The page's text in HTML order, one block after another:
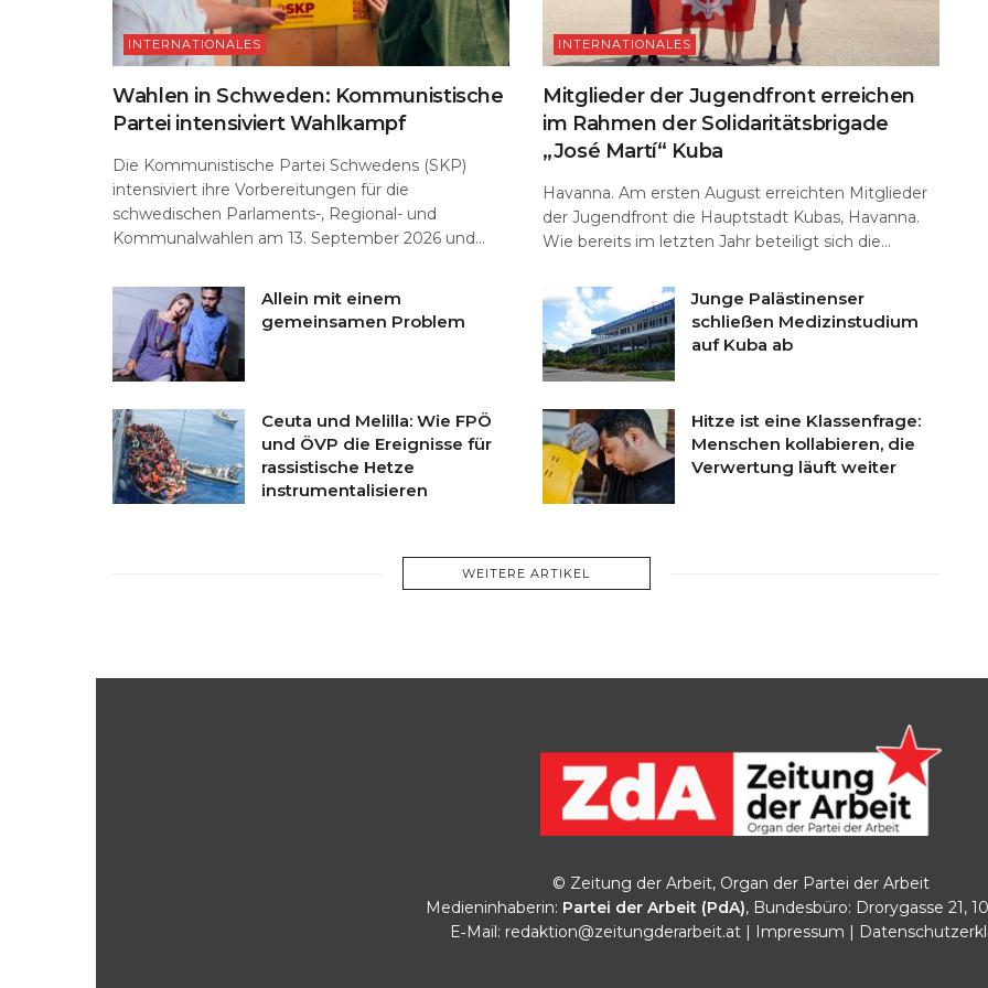
INTERNATIONALES
Wahlen in Schweden: Kommunistische
Partei intensiviert Wahlkampf
Die Kommunistische Partei Schwedens (SKP)
intensiviert ihre Vorbereitungen für die
schwedischen Parlaments-, Regional- und
Kommunalwahlen am 13. September 2026 und...
INTERNATIONALES
Mitglieder der Jugendfront erreichen
im Rahmen der Solidaritätsbrigade
„José Martí“ Kuba
Havanna. Am ersten August erreichten Mitglieder
der Jugendfront die Hauptstadt Kubas, Havanna.
Wie bereits im letzten Jahr beteiligt sich die...
Allein mit einem
gemeinsamen Problem
Junge Palästinenser
schließen Medizinstudium
auf Kuba ab
Ceuta und Melilla: Wie FPÖ
und ÖVP die Ereignisse für
rassistische Hetze
instrumentalisieren
Hitze ist eine Klassenfrage:
Menschen kollabieren, die
Verwertung läuft weiter
WEITERE ARTIKEL
© Zeitung der Arbeit, Organ der Partei der Arbeit
Medieninhaberin: Partei der Arbeit (PdA), Bundesbüro: Drorygasse 21,
E‑Mail: redaktion@zeitungderarbeit.at | Impressum |